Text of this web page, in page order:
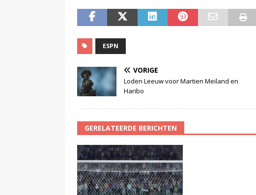
ESPN
VORIGE
Loden Leeuw voor Martien Meiland en
Haribo
GERELATEERDE BERICHTEN